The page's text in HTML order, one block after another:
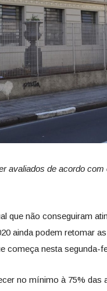
avaliados de acordo
que não conseguiram
ainda podem retomar
começa nesta segunda-
no mínimo à 75% das